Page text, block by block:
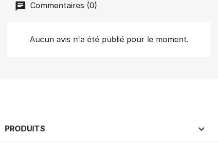
Commentaires (0)
Aucun avis n'a été publié pour le moment.
PRODUITS 